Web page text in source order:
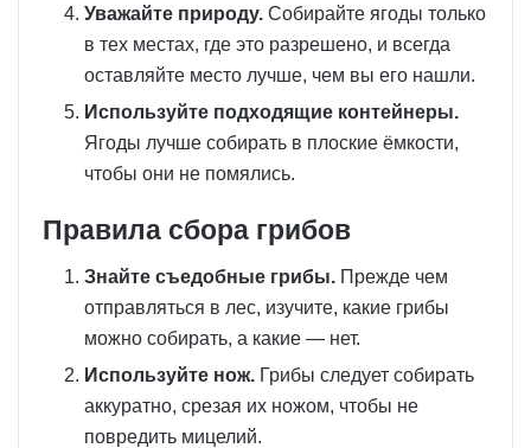
Уважайте природу. Собирайте ягоды только
в тех местах, где это разрешено, и всегда
оставляйте место лучше, чем вы его нашли.
Используйте подходящие контейнеры.
Ягоды лучше собирать в плоские ёмкости,
чтобы они не помялись.
Правила сбора грибов
Знайте съедобные грибы. Прежде чем
отправляться в лес, изучите, какие грибы
можно собирать, а какие — нет.
Используйте нож. Грибы следует собирать
аккуратно, срезая их ножом, чтобы не
повредить мицелий.